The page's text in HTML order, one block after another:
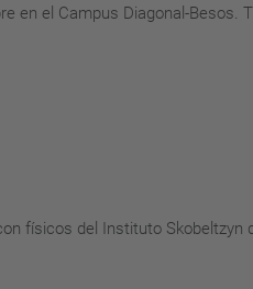
en el Campus Diagonal-Besos.
físicos del Instituto Skobeltzyn